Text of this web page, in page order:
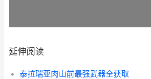
延伸阅读
泰拉瑞亚肉山前最强武器全获取